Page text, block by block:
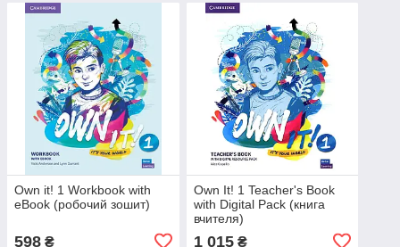
Own it! 1 Workbook with
eBook (робочий зошит)
598 ₴
Own It! 1 Teacher's Book
with Digital Pack (книга
вчителя)
1 015₴